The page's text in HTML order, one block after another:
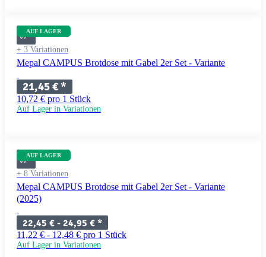
AUF LAGER
+ 3 Variationen
Mepal CAMPUS Brotdose mit Gabel 2er Set - Variante
21,45 €*
10,72 € pro 1 Stück
Auf Lager in Variationen
AUF LAGER
+ 8 Variationen
Mepal CAMPUS Brotdose mit Gabel 2er Set - Variante
(2025)
22,45 € - 24,95 € *
11,22 € - 12,48 € pro 1 Stück
Auf Lager in Variationen